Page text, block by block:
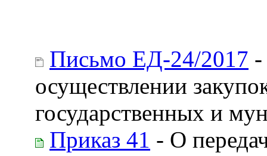
Письмо ЕД-24/2017
осуществлении
государственных и
Приказ 41 - О